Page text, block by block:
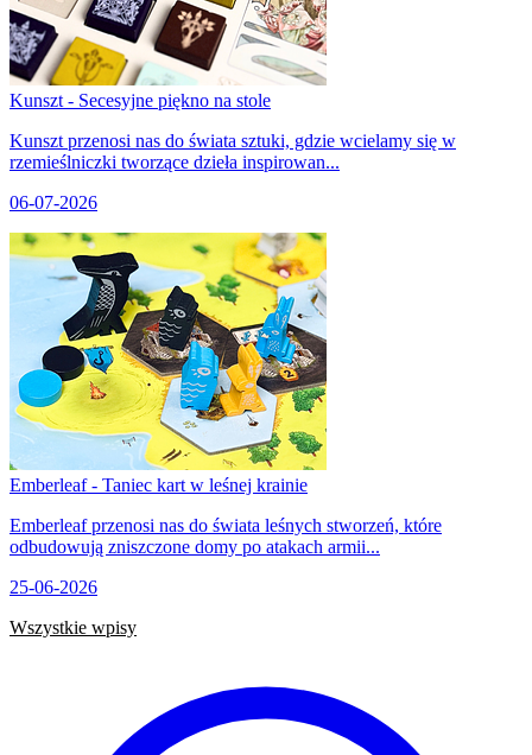
Kunszt - Secesyjne piękno na stole
Kunszt przenosi nas do świata sztuki, gdzie wcielamy się w
rzemieślniczki tworzące dzieła inspirowan...
06-07-2026
Emberleaf - Taniec kart w leśnej krainie
Emberleaf przenosi nas do świata leśnych stworzeń, które
odbudowują zniszczone domy po atakach armii...
25-06-2026
Wszystkie wpisy